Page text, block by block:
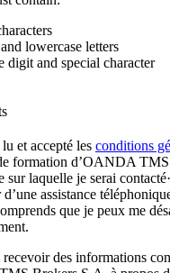
lowercase letters
digit and special character
et accepté les conditions
formation d’OANDA
sur laquelle je serai
assistance
que je peux me
recevoir des informations